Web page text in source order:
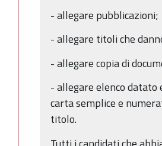
- allegare pubblicazioni;
- allegare titoli che
- allegare copia di
- allegare elenco
carta semplice e
titolo.